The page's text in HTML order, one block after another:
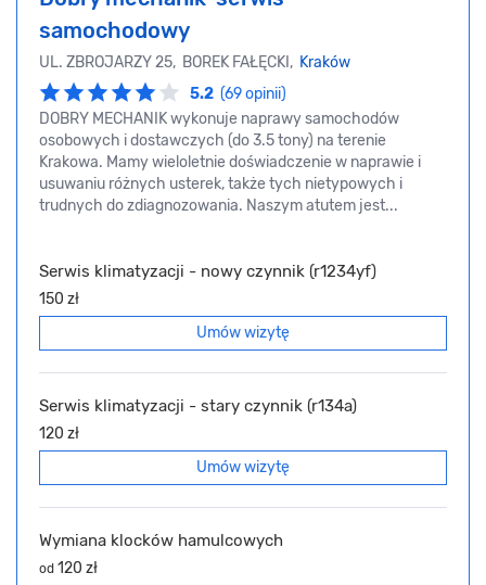
samochodowy
UL. ZBROJARZY 25, BOREK FAŁĘCKI, Kraków
5.2 (69 opinii)
DOBRY MECHANIK wykonuje naprawy samochodów
osobowych i dostawczych (do 3.5 tony) na terenie
Krakowa. Mamy wieloletnie doświadczenie w naprawie i
usuwaniu różnych usterek, także tych nietypowych i
trudnych do zdiagnozowania. Naszym atutem jest...
Serwis klimatyzacji - nowy czynnik (r1234yf)
150 zł
Umów wizytę
Serwis klimatyzacji - stary czynnik (r134a)
120 zł
Umów wizytę
Wymiana klocków hamulcowych
od 120 zł